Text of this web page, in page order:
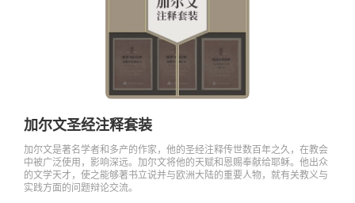
加尔文圣经注释套装
加尔文是著名学者和多产的作家，他的圣经注释传世数百年之久，在教会
中被广泛使用，影响深远。加尔文将他的天赋和恩赐奉献给耶稣。他出众
的文学天才，使之能够著书立说并与欧洲大陆的重要人物，就有关教义与
实践方面的问题辩论交流。